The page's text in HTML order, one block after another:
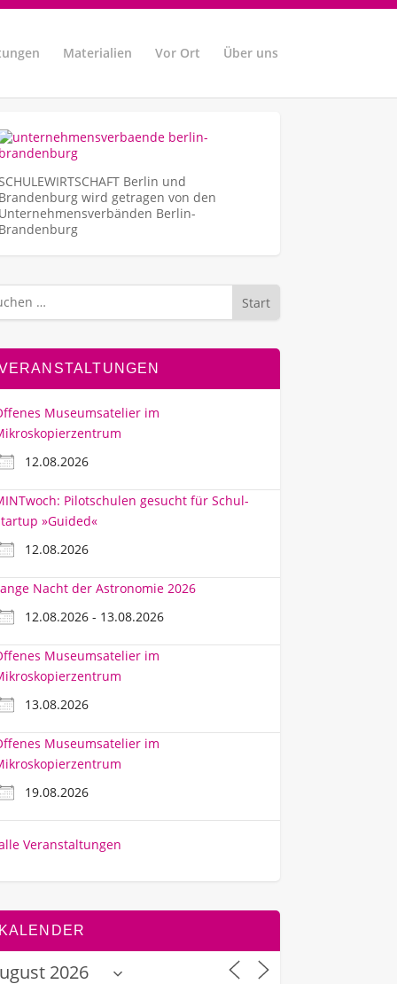
Materialien Vor Ort Über uns
Berlin und
Brandenburg wird getragen von den
Unternehmens­verbänden Berlin-
Brandenburg
Start
Museumsatelier im
12.08.2026
Pilotschulen gesucht für Schul-
»Guided«
12.08.2026
Nacht der Astronomie 2026
12.08.2026 - 13.08.2026
Museumsatelier im
13.08.2026
Museumsatelier im
19.08.2026
Veranstaltungen
KALENDER